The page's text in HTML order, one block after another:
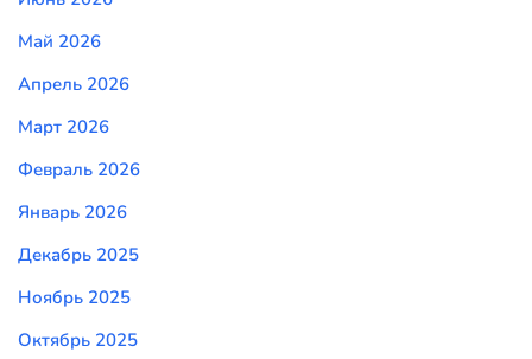
Май 2026
Апрель 2026
Март 2026
Февраль 2026
Январь 2026
Декабрь 2025
Ноябрь 2025
Октябрь 2025